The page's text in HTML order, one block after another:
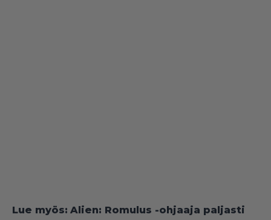
Lue myös: Alien: Romulus -ohjaaja paljasti